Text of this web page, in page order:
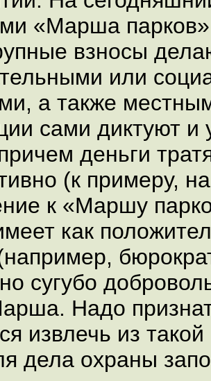
«Марша
взносы
или
а также
сами диктуют и
деньги
(к примеру,
к «Маршу
как
сугубо
Надо
извлечь из
дела охраны